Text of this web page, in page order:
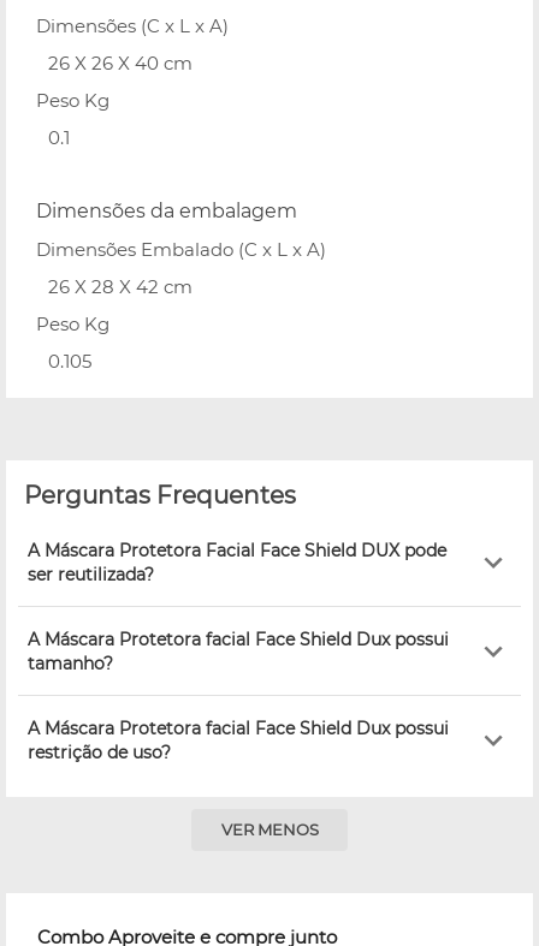
Dimensões (C x L x A)
26 X 26 X 40 cm
Peso Kg
0.1
Dimensões da embalagem
Dimensões Embalado (C x L x A)
26 X 28 X 42 cm
Peso Kg
0.105
Perguntas Frequentes
A Máscara Protetora Facial Face Shield DUX pode
ser reutilizada?
A Máscara Protetora facial Face Shield Dux possui
tamanho?
A Máscara Protetora facial Face Shield Dux possui
restrição de uso?
VER MENOS
Combo Aproveite e compre junto